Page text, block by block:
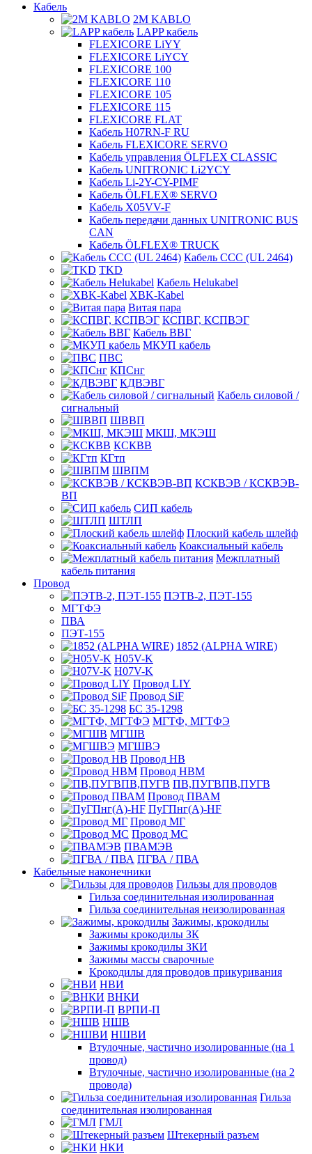
Кабель
2M KABLO
LAPP кабель
FLEXICORE LiYY
FLEXICORE LiYCY
FLEXICORE 100
FLEXICORE 110
FLEXICORE 105
FLEXICORE 115
FLEXICORE FLAT
Кабель H07RN-F RU
Кабель FLEXICORE SERVO
Кабель управления ÖLFLEX CLASSIC
Кабель UNITRONIC Li2YCY
Кабель Li-2Y-CY-PIMF
Кабель ÖLFLEX® SERVO
Кабель X05VV-F
Кабель передачи данных UNITRONIC BUS
CAN
Кабель ÖLFLEX® TRUCK
Кабель CCC (UL 2464)
TKD
Кабель Helukabel
XBK-Kabel
Витая пара
КСПВГ, КСПВЭГ
Кабель ВВГ
МКУП кабель
ПВС
КПСнг
КДВЭВГ
Кабель силовой /
сигнальный
ШВВП
МКШ, МКЭШ
КСКВВ
КГтп
ШВПМ
КСКВЭВ / КСКВЭВ-
ВП
СИП кабель
ШТЛП
Плоский кабель шлейф
Коаксиальный кабель
Межплатный
кабель питания
Провод
ПЭТВ-2, ПЭТ-155
МГТФЭ
ПВА
ПЭТ-155
1852 (ALPHA WIRE)
H05V-K
H07V-K
Провод LIY
Провод SiF
БС 35-1298
МГТФ, МГТФЭ
МГШВ
МГШВЭ
Провод НВ
Провод НВМ
ПВ,ПУГВПВ,ПУГВ
Провод ПВАМ
ПуГПнг(A)-HF
Провод МГ
Провод МС
ПВАМЭВ
ПГВА / ПВА
Кабельные наконечники
Гильзы для проводов
Гильза соединительная изолированная
Гильза соединительная неизолированная
Зажимы, крокодилы
Зажимы крокодилы ЗК
Зажимы крокодилы ЗКИ
Зажимы массы сварочные
Крокодилы для проводов прикуривания
НВИ
ВНКИ
ВРПИ-П
НШВ
НШВИ
Втулочные, частично изолированные (на 1
провод)
Втулочные, частично изолированные (на 2
провода)
Гильза
соединительная изолированная
ГМЛ
Штекерный разъем
НКИ